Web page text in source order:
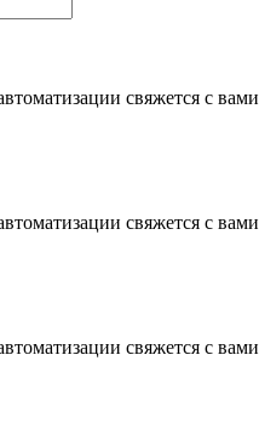
свяжется с вами
свяжется с вами
свяжется с вами